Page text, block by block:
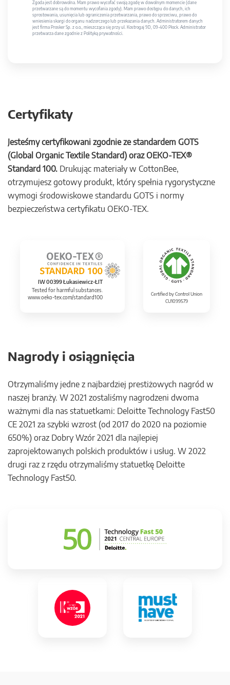
Zgoda jest dobrowolna. Mam prawo wycofać swoją zgodę w dowolnym momencie (dane
przetwarzane są do momentu wycofania zgody). Mam prawo dostępu do danych, ich
sprostowania, usunięcia lub ograniczenia przetwarzania, prawo do sprzeciwu, prawo do
wniesienia skargi do organu nadzorczego lub przekazania danych. Administratorem danych
jest firma Prosker Sp. z o.o., mieszcząca się przy ul. Kostrogaj 9D, 09-400 Płock. Administrator
przetwarza dane zgodnie z Polityką prywatności.
Certyfikaty
Jesteśmy certyfikowani zgodnie ze standardem GOTS
(Global Organic Textile Standard) oraz OEKO-TEX®
Standard 100. Drukując materiały w CottonBee,
otrzymujesz gotowy produkt, który spełnia rygorystyczne
wymogi środowiskowe standardu GOTS i normy
bezpieczeństwa certyfikatu OEKO-TEX.
IW 00399 Łukasiewicz-ŁIT
Tested for harmful substances.
www.oeko-tex.com/standard100
Certified by Control Union
CU1099579
Nagrody i osiągnięcia
Otrzymaliśmy jedne z najbardziej prestiżowych nagród w
naszej branży. W 2021 zostaliśmy nagrodzeni dwoma
ważnymi dla nas statuetkami: Deloitte Technology Fast50
CE 2021 za szybki wzrost (od 2017 do 2020 na poziomie
650%) oraz Dobry Wzór 2021 dla najlepiej
zaprojektowanych polskich produktów i usług. W 2022
drugi raz z rzędu otrzymaliśmy statuetkę Deloitte
Technology Fast50.